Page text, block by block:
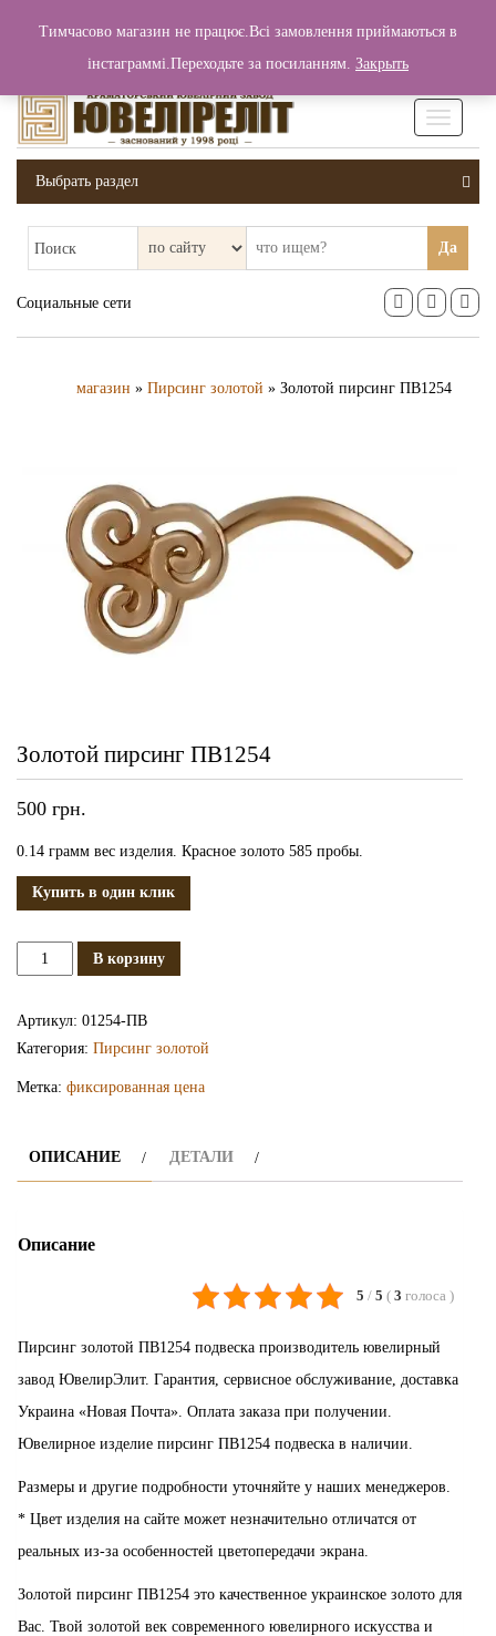
Вход / Регистрация 0 грн.
Выбрать раздел
Поиск Да
Социальные сети
магазин » Пирсинг золотой » Золотой пирсинг ПВ1254
Золотой пирсинг ПВ1254
500 грн.
0.14 грамм вес изделия. Красное золото 585 пробы.
Купить в один клик
КоличествоВ корзину
Артикул: 01254-ПВ
Категория: Пирсинг золотой
Метка: фиксированная цена
ОПИСАНИЕ ДЕТАЛИ
Описание
5 / 5 ( 3 голоса )
Пирсинг золотой ПВ1254 подвеска производитель ювелирный
завод ЮвелирЭлит. Гарантия, сервисное обслуживание, доставка
Украина «Новая Почта». Оплата заказа при получении.
Ювелирное изделие пирсинг ПВ1254 подвеска в наличии.
Размеры и другие подробности уточняйте у наших менеджеров.
* Цвет изделия на сайте может незначительно отличатся от
реальных из-за особенностей цветопередачи экрана.
Золотой пирсинг ПВ1254 это качественное украинское золото для
Вас. Твой золотой век современного ювелирного искусства и
Тимчасово магазин не працює.Всі замовлення приймаються в
інстаграммі.Переходьте за посиланням. Закрыть